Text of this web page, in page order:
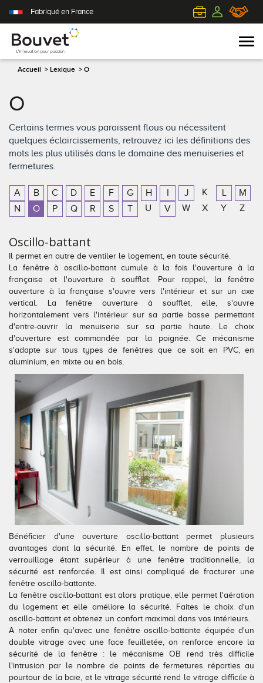
Fabriqué en France
Accueil > Lexique > O
O
Certains termes vous paraissent flous ou nécessitent
quelques éclaircissements, retrouvez ici les définitions des
mots les plus utilisés dans le domaine des menuiseries et
fermetures.
A B C D E F G H I J K L
M
N
O P Q R S T U V W X Y Z
Oscillo-battant
Il permet en outre de ventiler le logement, en toute sécurité.
La fenêtre à oscillo-battant cumule à la fois l'ouverture à la
française et l'ouverture à soufflet. Pour rappel, la fenêtre
ouverture à la française s'ouvre vers l'intérieur et sur un axe
vertical. La fenêtre ouverture à soufflet, elle, s'ouvre
horizontalement vers l'intérieur sur sa partie basse permettant
d'entre-ouvrir la menuiserie sur sa partie haute. Le choix
d'ouverture est commandée par la poignée. Ce mécanisme
s'adapte sur tous types de fenêtres que ce soit en PVC, en
aluminium, en mixte ou en bois.
Bénéficier d'une ouverture oscillo-battant permet plusieurs
avantages dont la sécurité. En effet, le nombre de points de
verrouillage étant supérieur à une fenêtre traditionnelle, la
sécurité est renforcée. Il est ainsi compliqué de fracturer une
fenêtre oscillo-battante.
La fenêtre oscillo-battant est alors pratique, elle permet l'aération
du logement et elle améliore la sécurité. Faites le choix d'un
oscillo-battant et obtenez un confort maximal dans vos intérieurs.
A noter enfin qu'avec une fenêtre oscillo-battante équipée d'un
double vitrage avec une face feuilletée, on renforce encore la
sécurité de la fenêtre : le mécanisme OB rend très difficile
l'intrusion par le nombre de points de fermetures réparties au
pourtour de la baie, et le vitrage sécurité rend le vitrage difficile à
Mixte
Aluminium
Bois
Toutes nos fenêtres
Conseils pour choisir
Demander un devis
Télécharger le catalogue
Volets battants
Volets coulissants
Tous nos volets
Demander un devis
Tous nos accessoires volets roulants
Tous nos accessoires volets battants
Télécharger le catalogue
Alu
Bois
PVC
Contemporaine
Classique
Accessoires
Conseils pour choisir
Demander un devis
Télécharger le catalogue
L'innovation pour passion
Le client au cœur de nos préoccupations
L'efficience industrielle